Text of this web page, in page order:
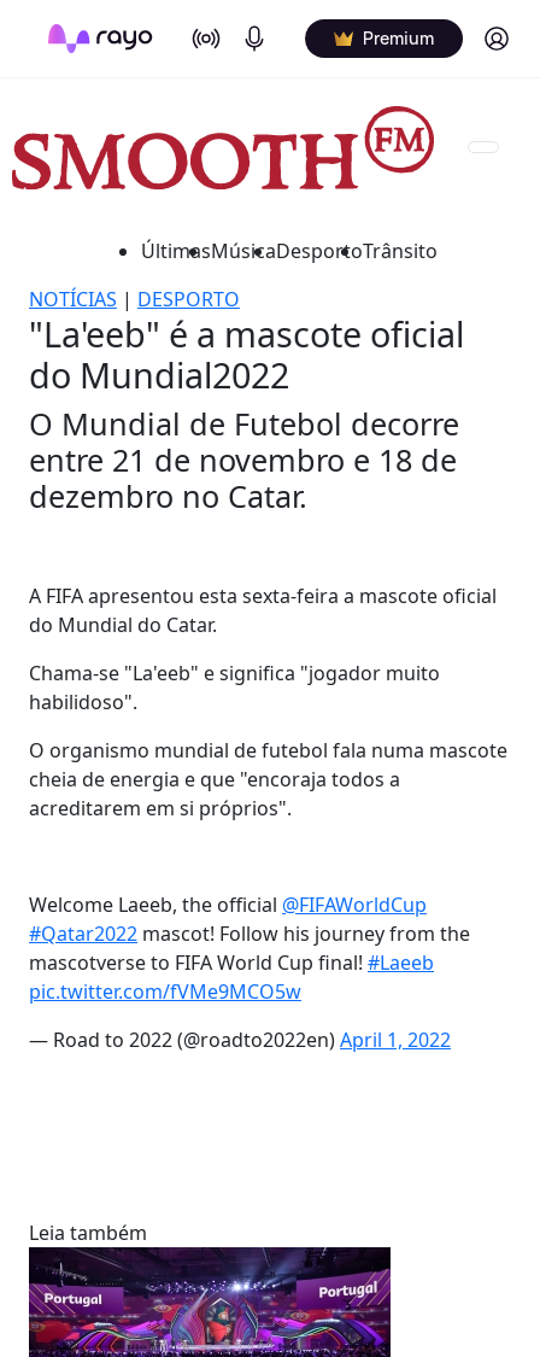
On Air Podcasts Premium Log in
ÚltimasMúsicaDesportoTrânsito
NOTÍCIAS | DESPORTO
"La'eeb" é a mascote oficial
do Mundial2022
O Mundial de Futebol decorre
entre 21 de novembro e 18 de
dezembro no Catar.
A FIFA apresentou esta sexta-feira a mascote oficial
do Mundial do Catar.
Chama-se "La'eeb" e significa "jogador muito
habilidoso".
O organismo mundial de futebol fala numa mascote
cheia de energia e que "encoraja todos a
acreditarem em si próprios".
Welcome Laeeb, the official @FIFAWorldCup
#Qatar2022 mascot! Follow his journey from the
mascotverse to FIFA World Cup final! #Laeeb
pic.twitter.com/fVMe9MCO5w
— Road to 2022 (@roadto2022en)April 1, 2022
Leia também